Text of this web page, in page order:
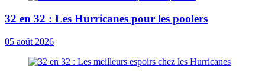
32 en 32 : Les Hurricanes pour les poolers
05 août 2026